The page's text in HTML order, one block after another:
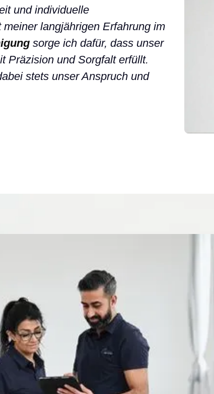
und individuelle
langjährigen Erfahrung im
sorge ich dafür, dass unser
Präzision und Sorgfalt erfüllt.
stets unser Anspruch und